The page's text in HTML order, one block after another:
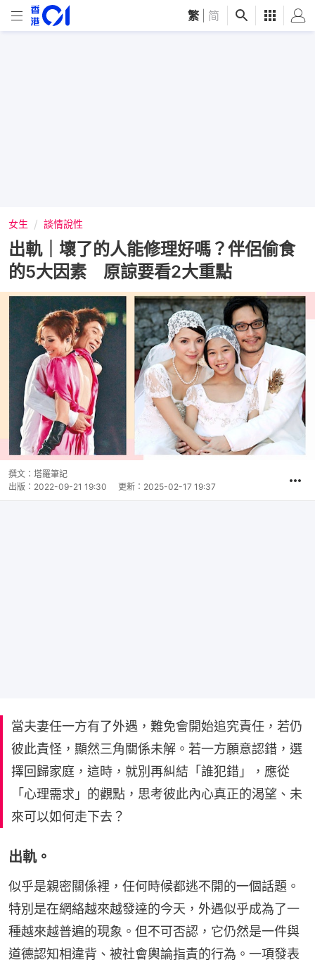
繁 简
女生 談情說性
出軌｜壞了的人能修理好嗎？伴侶偷食
的5大因素 原諒要看2大重點
撰文： 塔羅筆記
出版： 2022-09-21 19:30 更新： 2025-02-17 19:37
當夫妻任一方有了外遇，難免會開始追究責任，若仍
彼此責怪，顯然三角關係未解。若一方願意認錯，選
擇回歸家庭，這時，就別再糾結「誰犯錯」，應從
「心理需求」的觀點，思考彼此內心真正的渴望、未
來可以如何走下去？
出軌。
似乎是親密關係裡，任何時候都逃不開的一個話題。
特別是在網絡越來越發達的今天，外遇似乎成為了一
種越來越普遍的現象。但不可否認，它仍然是一件與
道德認知相違背、被社會輿論指責的行為。一項發表